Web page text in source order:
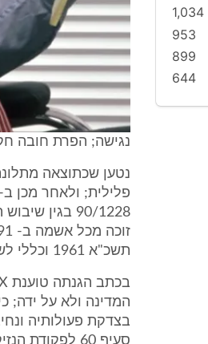
1,034
953
899
644
נגישה; הפרת חובה
90/1228
תשכ"א 1961 וכללי לשכת עורכי הדין (אתיקה מקצועית) התשמ"ו 1986.
המדינה ולא על ידה;
בצדקת פעולותיה
סעיף 60